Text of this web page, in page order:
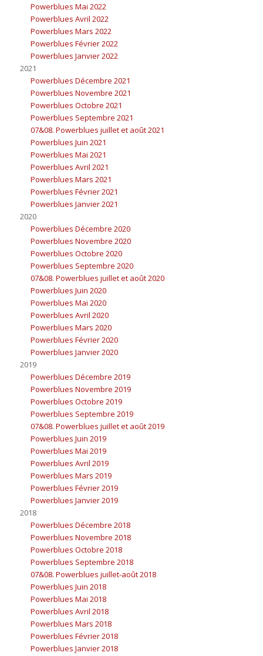
Powerblues Mai 2022
Powerblues Avril 2022
Powerblues Mars 2022
Powerblues Février 2022
Powerblues Janvier 2022
2021
Powerblues Décembre 2021
Powerblues Novembre 2021
Powerblues Octobre 2021
Powerblues Septembre 2021
07&08. Powerblues juillet et août 2021
Powerblues Juin 2021
Powerblues Mai 2021
Powerblues Avril 2021
Powerblues Mars 2021
Powerblues Février 2021
Powerblues Janvier 2021
2020
Powerblues Décembre 2020
Powerblues Novembre 2020
Powerblues Octobre 2020
Powerblues Septembre 2020
07&08. Powerblues juillet et août 2020
Powerblues Juin 2020
Powerblues Mai 2020
Powerblues Avril 2020
Powerblues Mars 2020
Powerblues Février 2020
Powerblues Janvier 2020
2019
Powerblues Décembre 2019
Powerblues Novembre 2019
Powerblues Octobre 2019
Powerblues Septembre 2019
07&08. Powerblues juillet et août 2019
Powerblues Juin 2019
Powerblues Mai 2019
Powerblues Avril 2019
Powerblues Mars 2019
Powerblues Février 2019
Powerblues Janvier 2019
2018
Powerblues Décembre 2018
Powerblues Novembre 2018
Powerblues Octobre 2018
Powerblues Septembre 2018
07&08. Powerblues juillet-août 2018
Powerblues Juin 2018
Powerblues Mai 2018
Powerblues Avril 2018
Powerblues Mars 2018
Powerblues Février 2018
Powerblues Janvier 2018